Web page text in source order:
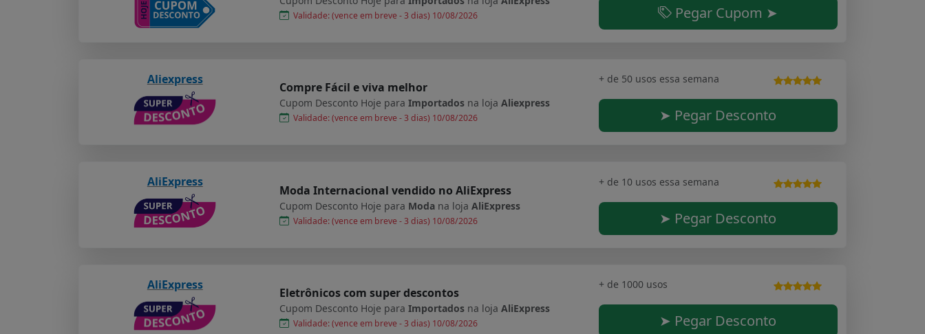
Validade: (vence em breve - 3 dias) 10/08/2026 Pegar Cupom ➤
Aliexpress
Compre Fácil e viva melhor
Cupom Desconto Hoje para Importados na loja Aliexpress
Validade: (vence em breve - 3 dias) 10/08/2026
+ de 50 usos essa semana
➤ Pegar Desconto
AliExpress
Moda Internacional vendido no AliExpress
Cupom Desconto Hoje para Moda na loja AliExpress
Validade: (vence em breve - 3 dias) 10/08/2026
+ de 10 usos essa semana
➤ Pegar Desconto
AliExpress
Eletrônicos com super descontos
Cupom Desconto Hoje para Importados na loja AliExpress
Validade: (vence em breve - 3 dias) 10/08/2026
+ de 1000 usos
➤ Pegar Desconto